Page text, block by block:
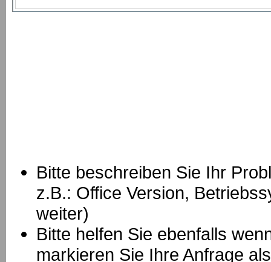
Bitte beschreiben Sie Ihr
z.B.: Office Version,
weiter)
Bitte helfen Sie ebenfalls
markieren Sie Ihre Anfrage